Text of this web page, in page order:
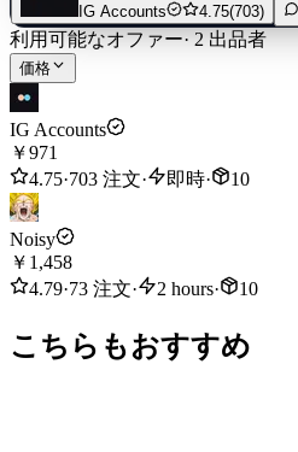
IG Accounts 4.75(703)
利用可能なオファー· 2 出品者
価格
IG Accounts
￥971
4.75·703 注文· 即時· 10
Noisy
￥1,458
4.79·73 注文· 2 hours· 10
こちらもおすすめ